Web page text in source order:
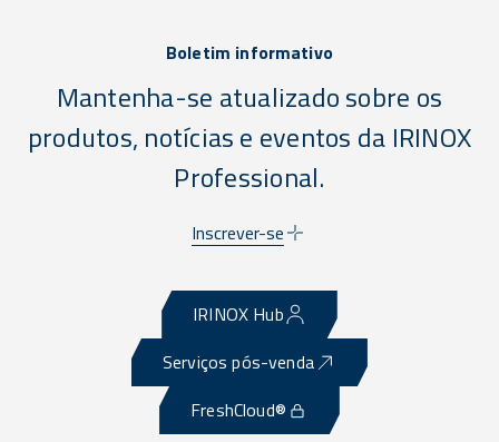
Boletim informativo
Mantenha-se atualizado sobre os
produtos, notícias e eventos da IRINOX
Professional.
Inscrever-se
IRINOX Hub
Serviços pós-venda
FreshCloud®